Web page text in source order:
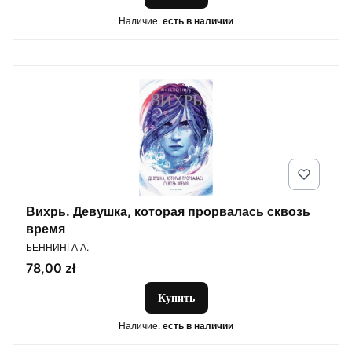
Наличие: есть в наличии
Вихрь. Девушка, которая прорвалась сквозь
время
ПРОИЗВОДИТЕЛЬ
БЕННИНГА А.
Цена
78,00 zł
Купить
Наличие: есть в наличии